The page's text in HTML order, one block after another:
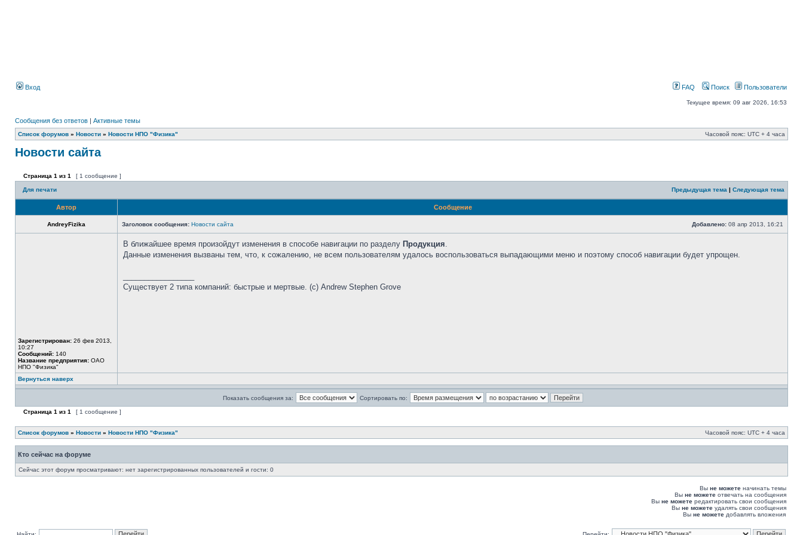
Вход FAQ Поиск Пользователи
Текущее время: 09 авг 2026, 16:53
Сообщения без ответов | Активные темы
Список форумов » Новости » Новости НПО "Физика" Часовой пояс: UTC + 4 часа
Новости сайта
Страница 1 из 1 [ 1 сообщение ]
Для печати Предыдущая тема | Следующая тема
Автор Сообщение
AndreyFizika Заголовок сообщения: Новости сайта Добавлено: 08 апр 2013, 16:21
Зарегистрирован: 26 фев 2013,
10:27
Сообщений: 140
Название предприятия: ОАО
НПО "Физика"
В ближайшее время произойдут изменения в способе навигации по разделу Продукция.
Данные изменения вызваны тем, что, к сожалению, не всем пользователям удалось воспользоваться выпадающими меню и поэтому способ навигации будет упрощен.
Существует 2 типа компаний: быстрые и мертвые. (с) Andrew Stephen Grove
Вернуться наверх
Показать сообщения за: Сортировать по:
Страница 1 из 1 [ 1 сообщение ]
Список форумов » Новости » Новости НПО "Физика" Часовой пояс: UTC + 4 часа
Кто сейчас на форуме
Сейчас этот форум просматривают: нет зарегистрированных пользователей и гости: 0
Вы не можете начинать темы
Вы не можете отвечать на сообщения
Вы не можете редактировать свои сообщения
Вы не можете удалять свои сообщения
Вы не можете добавлять вложения